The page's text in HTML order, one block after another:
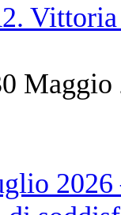
Maggio